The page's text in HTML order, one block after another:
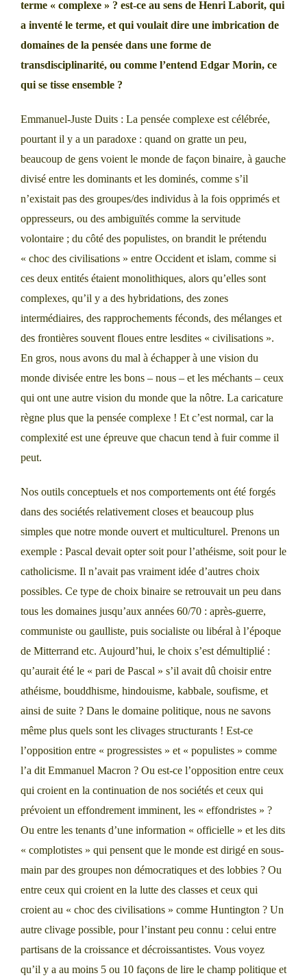
terme « complexe » ? est-ce au sens de Henri Laborit, qui
a inventé le terme, et qui voulait dire une imbrication de
domaines de la pensée dans une forme de
transdisciplinarité, ou comme l’entend Edgar Morin, ce
qui se tisse ensemble ?
Emmanuel-Juste Duits : La pensée complexe est célébrée,
pourtant il y a un paradoxe : quand on gratte un peu,
beaucoup de gens voient le monde de façon binaire, à gauche
divisé entre les dominants et les dominés, comme s’il
n’existait pas des groupes/des individus à la fois opprimés et
oppresseurs, ou des ambiguïtés comme la servitude
volontaire ; du côté des populistes, on brandit le prétendu
« choc des civilisations » entre Occident et islam, comme si
ces deux entités étaient monolithiques, alors qu’elles sont
complexes, qu’il y a des hybridations, des zones
intermédiaires, des rapprochements féconds, des mélanges et
des frontières souvent floues entre lesdites « civilisations ».
En gros, nous avons du mal à échapper à une vision du
monde divisée entre les bons – nous – et les méchants – ceux
qui ont une autre vision du monde que la nôtre. La caricature
règne plus que la pensée complexe ! Et c’est normal, car la
complexité est une épreuve que chacun tend à fuir comme il
peut.
Nos outils conceptuels et nos comportements ont été forgés
dans des sociétés relativement closes et beaucoup plus
simples que notre monde ouvert et multiculturel. Prenons un
exemple : Pascal devait opter soit pour l’athéisme, soit pour le
catholicisme. Il n’avait pas vraiment idée d’autres choix
possibles. Ce type de choix binaire se retrouvait un peu dans
tous les domaines jusqu’aux années 60/70 : après-guerre,
communiste ou gaulliste, puis socialiste ou libéral à l’époque
de Mitterrand etc. Aujourd’hui, le choix s’est démultiplié :
qu’aurait été le « pari de Pascal » s’il avait dû choisir entre
athéisme, bouddhisme, hindouisme, kabbale, soufisme, et
ainsi de suite ? Dans le domaine politique, nous ne savons
même plus quels sont les clivages structurants ! Est-ce
l’opposition entre « progressistes » et « populistes » comme
l’a dit Emmanuel Macron ? Ou est-ce l’opposition entre ceux
qui croient en la continuation de nos sociétés et ceux qui
prévoient un effondrement imminent, les « effondristes » ?
Ou entre les tenants d’une information « officielle » et les dits
« complotistes » qui pensent que le monde est dirigé en sous-
main par des groupes non démocratiques et des lobbies ? Ou
entre ceux qui croient en la lutte des classes et ceux qui
croient au « choc des civilisations » comme Huntington ? Un
autre clivage possible, pour l’instant peu connu : celui entre
partisans de la croissance et décroissantistes. Vous voyez
qu’il y a au moins 5 ou 10 façons de lire le champ politique et